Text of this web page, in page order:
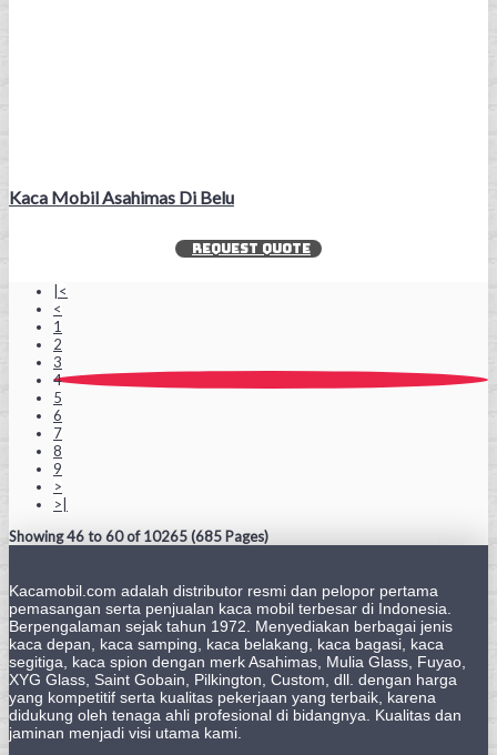
Kaca Mobil Asahimas Di Belu
REQUEST QUOTE
|<
<
1
2
3
4
5
6
7
8
9
>
>|
Showing 46 to 60 of 10265 (685 Pages)
Kacamobil.com adalah distributor resmi dan pelopor pertama
pemasangan serta penjualan kaca mobil terbesar di Indonesia.
Berpengalaman sejak tahun 1972. Menyediakan berbagai jenis
kaca depan, kaca samping, kaca belakang, kaca bagasi, kaca
segitiga, kaca spion dengan merk Asahimas, Mulia Glass, Fuyao,
XYG Glass, Saint Gobain, Pilkington, Custom, dll. dengan harga
yang kompetitif serta kualitas pekerjaan yang terbaik, karena
didukung oleh tenaga ahli profesional di bidangnya. Kualitas dan
jaminan menjadi visi utama kami.